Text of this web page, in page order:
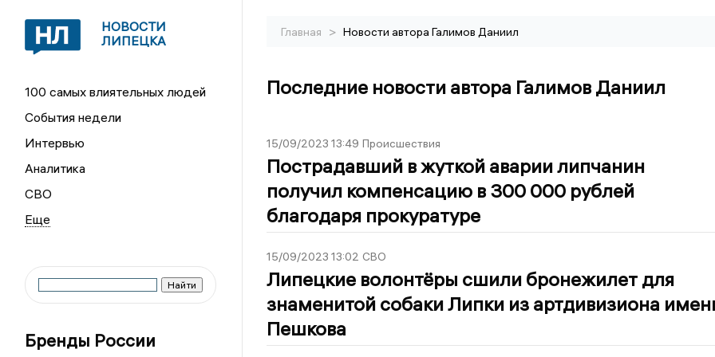
НОВОСТИ
ЛИПЕЦКА
100 самых влиятельных людей
События недели
Интервью
Аналитика
СВО
Бренды России
Главная > Новости автора Галимов Даниил
Последние новости автора Галимов Даниил
15/09/2023 13:49 Происшествия
Пострадавший в жуткой аварии липчанин
получил компенсацию в 300 000 рублей
благодаря прокуратуре
15/09/2023 13:02 СВО
Липецкие волонтёры сшили бронежилет для
знаменитой собаки Липки из артдивизиона
Пешкова